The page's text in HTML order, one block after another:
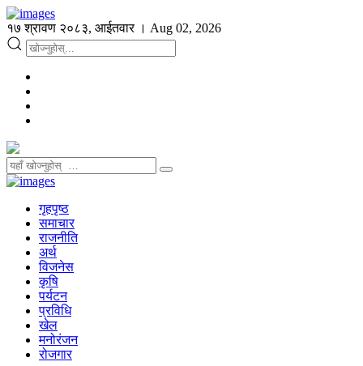
१७ श्रावण २०८३, आईतवार । Aug 02, 2026
गृहपृष्ठ
समाचार
राजनीति
अर्थ
विजनेस
कृषि
पर्यटन
प्रविधि
खेल
मनोरंजन
रोजगार